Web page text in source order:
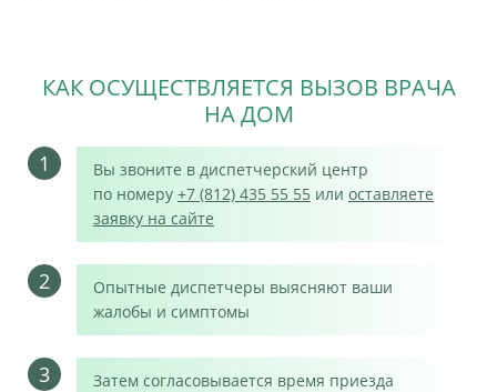
КАК ОСУЩЕСТВЛЯЕТСЯ ВЫЗОВ ВРАЧА
НА ДОМ
1
Вы звоните в диспетчерский центр
по номеру +7 (812) 435 55 55 или оставляете
заявку на сайте
2
Опытные диспетчеры выясняют ваши
жалобы и симптомы
3
Затем согласовывается время приезда